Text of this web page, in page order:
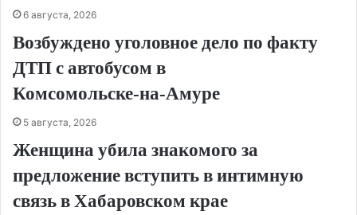
6 августа, 2026
Возбуждено уголовное дело по факту
ДТП с автобусом в
Комсомольске‑на‑Амуре
5 августа, 2026
Женщина убила знакомого за
предложение вступить в интимную
связь в Хабаровском крае